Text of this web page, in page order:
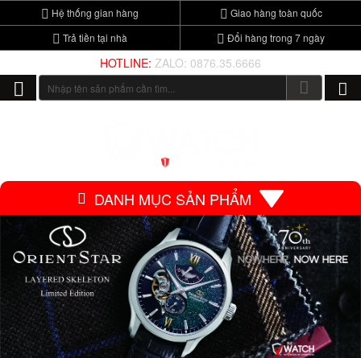
Hệ thống gian hàng
Giao hàng toàn quốc
Trả tiền tại nhà
Đổi hàng trong 7 ngày
HOTLINE: ZALO: 0876.35.6666
DANH MỤC SẢN PHẨM